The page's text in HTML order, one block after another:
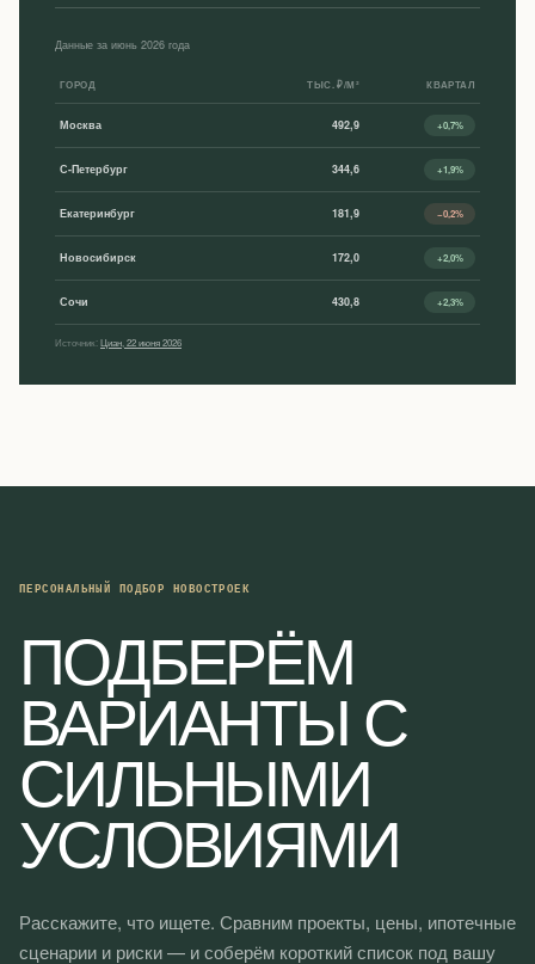
Данные за июнь 2026 года
ГОРОД ТЫС. ₽/М² КВАРТАЛ
Москва 492,9 +0,7%
С-Петербург 344,6 +1,9%
Екатеринбург 181,9 −0,2%
Новосибирск 172,0 +2,0%
Сочи 430,8 +2,3%
Источник:Циан, 22 июня 2026
ПЕРСОНАЛЬНЫЙ ПОДБОР НОВОСТРОЕК
ПОДБЕРЁМ
ВАРИАНТЫ С
СИЛЬНЫМИ
УСЛОВИЯМИ
Расскажите, что ищете. Сравним проекты, цены, ипотечные
сценарии и риски — и соберём короткий список под вашу